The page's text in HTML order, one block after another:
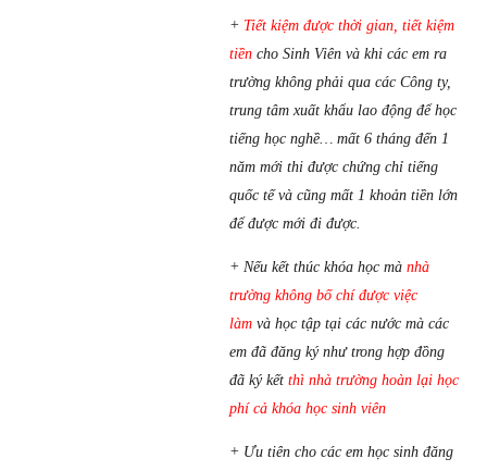
+ Tiết kiệm được thời gian, tiết kiệm
tiền cho Sinh Viên và khi các em ra
trường không phải qua các Công ty,
trung tâm xuất khẩu lao động để học
tiếng học nghề… mất 6 tháng đến 1
năm mới thi được chứng chỉ tiếng
quốc tế và cũng mất 1 khoản tiền lớn
để được mới đi được.
+ Nếu kết thúc khóa học mànhà
trường không bố chí được việc
làm và học tập tại các nước mà các
em đã đăng ký như trong hợp đồng
đã ký kếtthì nhà trường hoàn lại học
phí cả khóa học sinh viên
+ Ưu tiên cho các em học sinh đăng